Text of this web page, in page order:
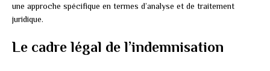
une approche spécifique en termes d’analyse et de traitement
juridique.
Le cadre légal de l’indemnisation